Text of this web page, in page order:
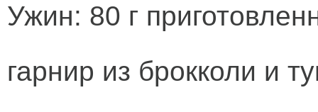
Ужин: 80 г
гарнир из брокколи и